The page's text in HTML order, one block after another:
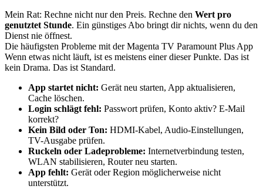
Mein Rat: Rechne nicht nur den Preis. Rechne den Wert pro
genutztet Stunde. Ein günstiges Abo bringt dir nichts, wenn du den
Dienst nie öffnest.
Die häufigsten Probleme mit der Magenta TV Paramount Plus App
Wenn etwas nicht läuft, ist es meistens einer dieser Punkte. Das ist
kein Drama. Das ist Standard.
App startet nicht: Gerät neu starten, App aktualisieren,
Cache löschen.
Login schlägt fehl: Passwort prüfen, Konto aktiv? E-Mail
korrekt?
Kein Bild oder Ton: HDMI-Kabel, Audio-Einstellungen,
TV-Ausgabe prüfen.
Ruckeln oder Ladeprobleme: Internetverbindung testen,
WLAN stabilisieren, Router neu starten.
App fehlt: Gerät oder Region möglicherweise nicht
unterstützt.